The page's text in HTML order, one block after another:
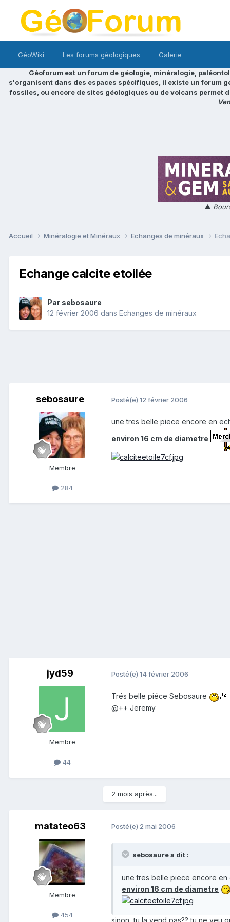
GéoWiki Les forums géologiques Galerie
Géoforum est un forum de géologie, minéralogie,
s'organisent dans des espaces spécifiques, il existe un forum
fossiles, ou encore de sites géologiques ou de volcans permet
▲
Accueil Minéralogie et Minéraux Echanges de minéraux
Echange calcite etoilée
Par sebosaure
12 février 2006 dans Echanges de minéraux
sebosaure
Membre
284
Posté(e) 12 février 2006
une tres belle piece encore en
environ 16 cm de diametre
jyd59
Membre
44
Posté(e) 14 février 2006
Trés belle piéce Sebosaure
@++ Jeremy
2 mois après...
matateo63
Membre
454
Posté(e) 2 mai 2006
sebosaure a dit :
une tres belle piece encore en
environ 16 cm de diametre
sinon, tu la vend pas?? tu ne veu